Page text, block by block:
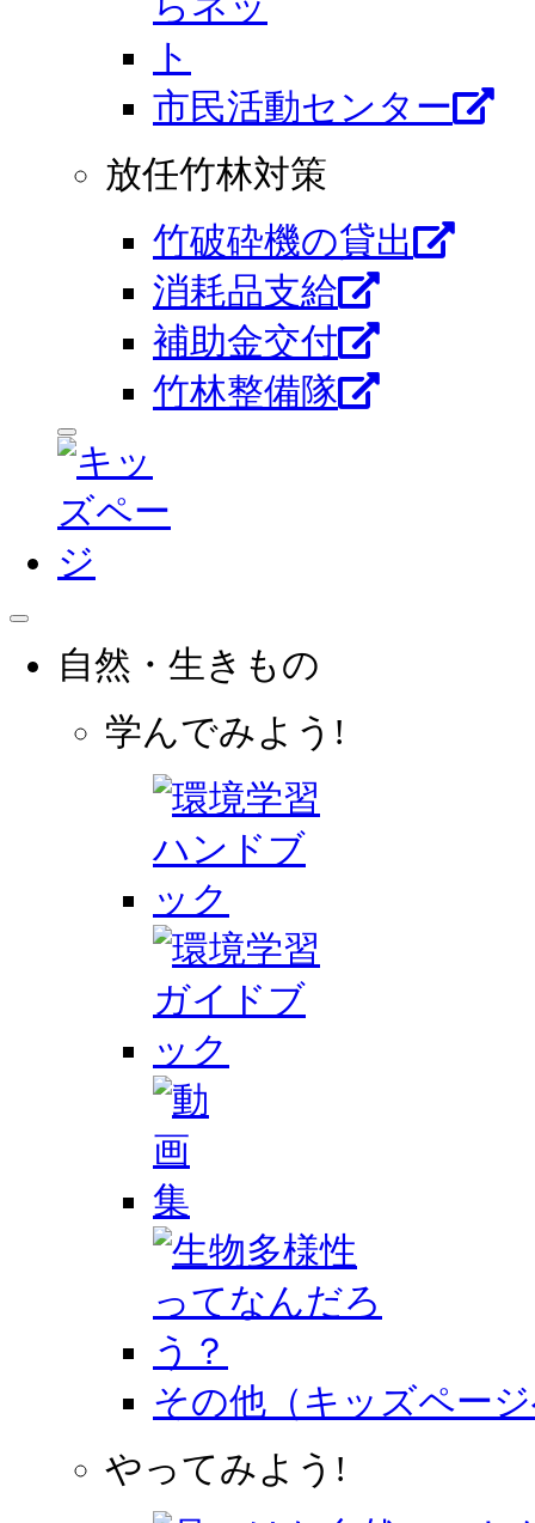
市⺠活動センター
放任竹林対策
竹破砕機の貸出
消耗品支給
補助金交付
竹林整備隊
自然・生きもの
学んでみよう!
その他（キッズペー
やってみよう!